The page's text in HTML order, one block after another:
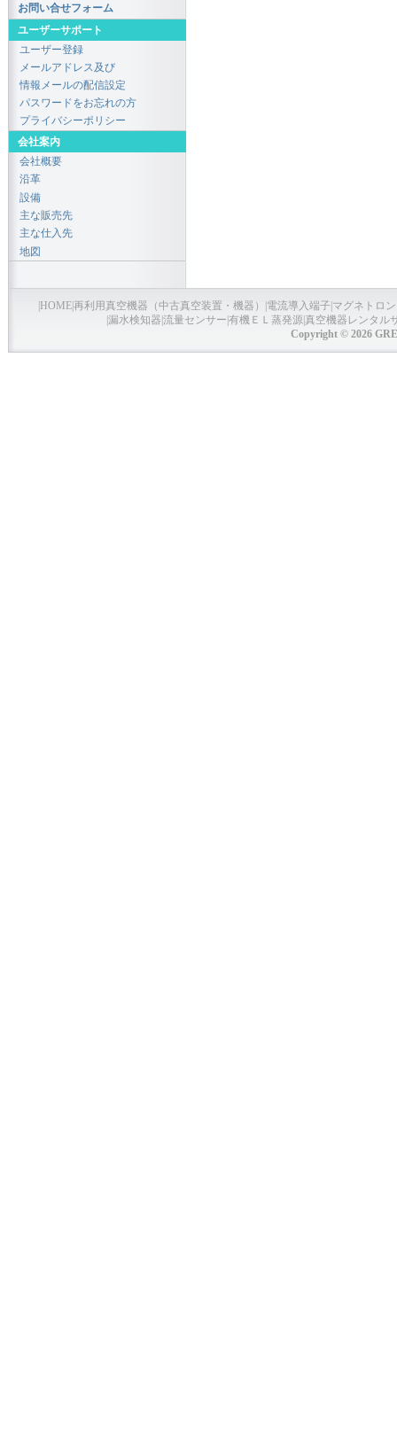
お問い合せフォーム
ユーザーサポート
ユーザー登録
メールアドレス及び
情報メールの配信設定
パスワードをお忘れの方
プライバシーポリシー
会社案内
会社概要
沿革
設備
主な販売先
主な仕入先
地図
HOME再利用真空機器（中古真空装置・機器） 電流導入端子 マグネトロ
漏水検知器 流量センサー 有機ＥＬ蒸発源真空機器レンタル
Copyright © 2026